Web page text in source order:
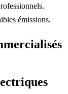
émissions.